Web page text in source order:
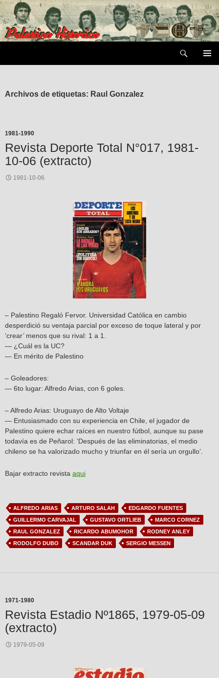
Saltar
al
contenido
Archivos de etiquetas: Raul Gonzalez
1981-1990
Revista Deporte Total N°017, 1981-
10-06 (extracto)
1981-10-06
– Palestino Regaló Fervor. Universidad Católica en cambio
desperdició su ventaja parcial por exceso de toque lateral y por
‘crear’ menos que su rival: 1 a 1.
— ¿Cuál es la UC?
— En mérito de Palestino
– Goleadores:
— 6to lugar: Alfredo Arias, con 6 goles.
– Alfredo Arias: Uruguayo de Alto Voltaje
— Entusiasmado con su experiencia en Chile, el jugador de
Palestino quiere echar raíces en nuestro fútbol, aunque su pase
todavía es de Peñarol: ‘Después de las eliminatorias, el medio
chileno se ha valorizado mucho y triunfar en él sería un orgullo’.
Bajar extracto revista aqui
ALFREDO ARIAS ARTURO SALAH
EDGARDO FUENTES
GUILLERMO CARVAJAL
GUSTAVO ORTLIEB
MARCO CORNEZ
RAUL GONZALEZ
RICARDO ABUMOHOR
RODNEY ANLEY
RODOLFO DUBO
SCANDAR DUK SERGIO MESSEN
1971-1980
Revista Estadio Nº1865, 1979-05-09
(extracto)
1979-05-09